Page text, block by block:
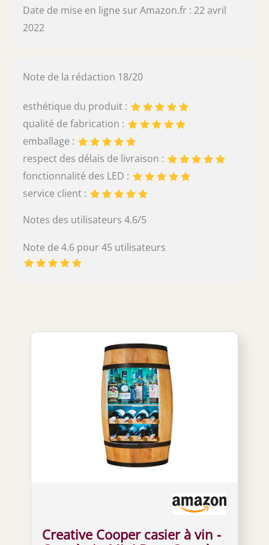
Date de mise en ligne sur Amazon.fr : 22 avril
2022
Note de la rédaction 18/20
esthétique du produit :
qualité de fabrication :
emballage :
respect des délais de livraison :
fonctionnalité des LED :
service client :
Notes des utilisateurs 4.6/5
Note de 4.6 pour 45 utilisateurs
Creative Cooper casier à vin -